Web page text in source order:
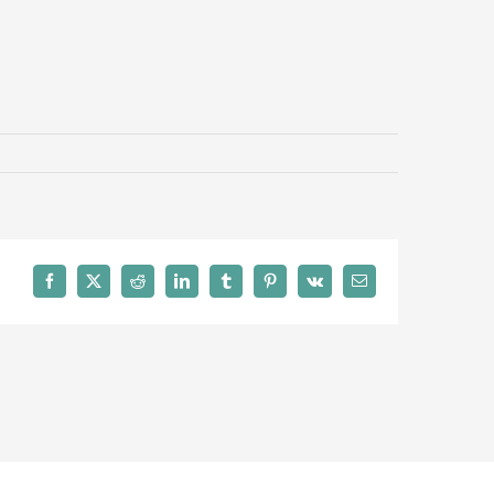
Facebook
X Reddit LinkedInTumblrPinterest
Vk Email